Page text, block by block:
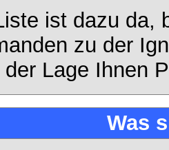
ist dazu da,
zu der
Lage Ihnen
Was